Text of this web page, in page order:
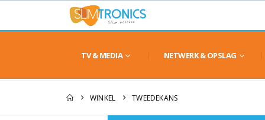
TV & MEDIA NETWERK & OPSLAG
WINKEL TWEEDEKANS